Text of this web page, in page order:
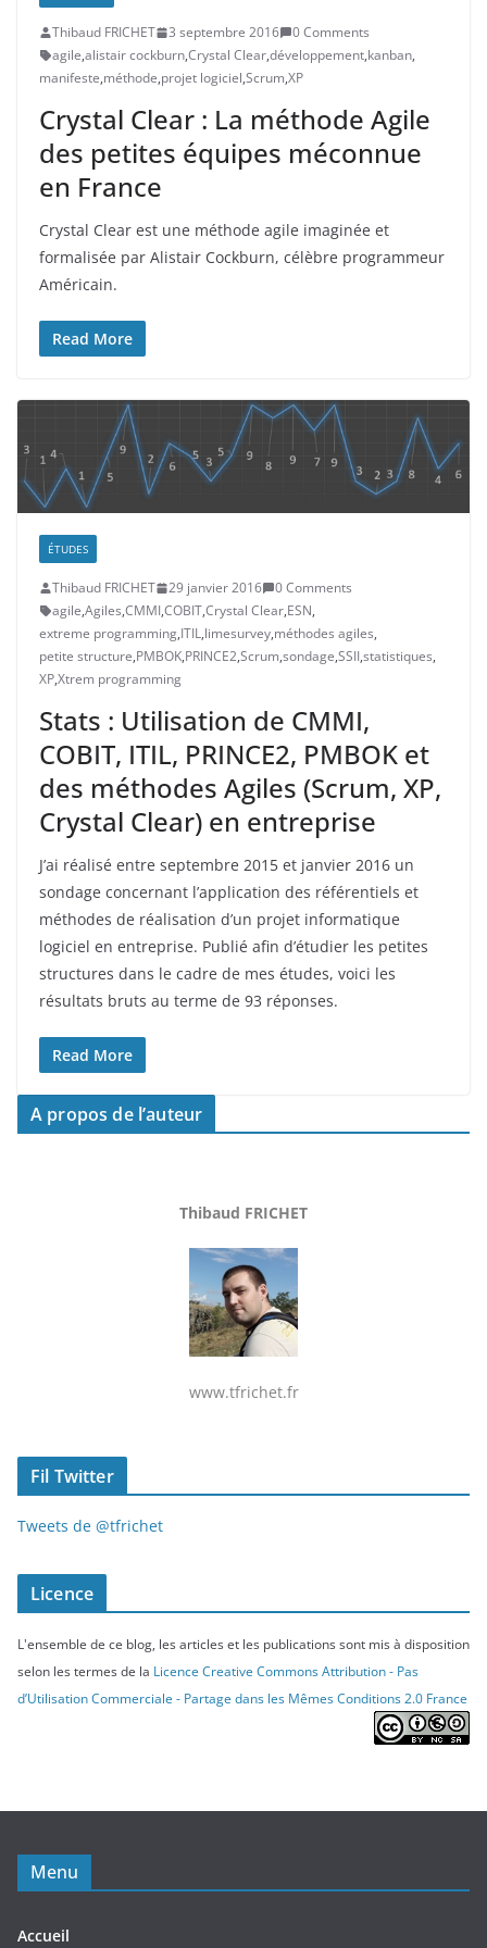
Thibaud FRICHET 3 septembre 2016
0 Comments
agile,alistair cockburn,Crystal Clear,développement,kanban,
manifeste,méthode,projet logiciel,Scrum,XP
Crystal Clear : La méthode Agile
des petites équipes méconnue
en France
Crystal Clear est une méthode agile imaginée et
formalisée par Alistair Cockburn, célèbre programmeur
Américain.
Read More
ÉTUDES
Thibaud FRICHET 29 janvier 2016
0 Comments
agile,Agiles,CMMI,COBIT,Crystal Clear,ESN,
extreme programming,ITIL,limesurvey,méthodes agiles,
petite structure,PMBOK,PRINCE2,Scrum,sondage,SSII,statistiques,
XP,Xtrem programming
Stats : Utilisation de CMMI,
COBIT, ITIL, PRINCE2, PMBOK et
des méthodes Agiles (Scrum, XP,
Crystal Clear) en entreprise
J’ai réalisé entre septembre 2015 et janvier 2016 un
sondage concernant l’application des référentiels et
méthodes de réalisation d’un projet informatique
logiciel en entreprise. Publié afin d’étudier les petites
structures dans le cadre de mes études, voici les
résultats bruts au terme de 93 réponses.
Read More
A propos de l’auteur
Thibaud FRICHET
www.tfrichet.fr
Fil Twitter
Tweets de @tfrichet
Licence
L'ensemble de ce blog, les articles et les publications sont mis à disposition
selon les termes de la Licence Creative Commons Attribution - Pas
d’Utilisation Commerciale - Partage dans les Mêmes Conditions 2.0 France
Menu
Accueil